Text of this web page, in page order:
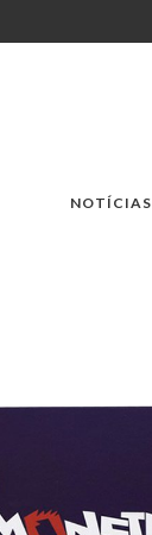
NOTÍCIAS